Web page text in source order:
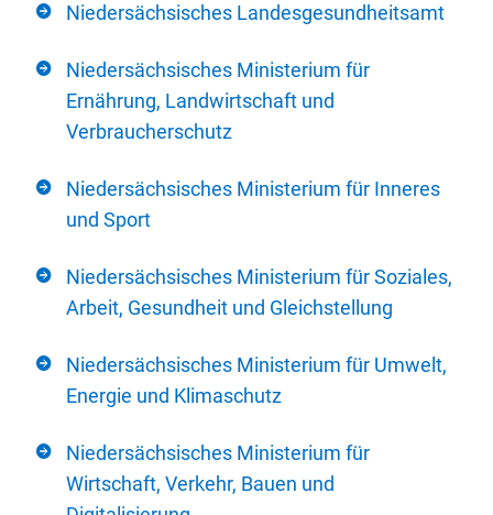
Niedersächsisches Landesgesundheitsamt
Niedersächsisches Ministerium für
Ernährung, Landwirtschaft und
Verbraucherschutz
Niedersächsisches Ministerium für Inneres
und Sport
Niedersächsisches Ministerium für Soziales,
Arbeit, Gesundheit und Gleichstellung
Niedersächsisches Ministerium für Umwelt,
Energie und Klimaschutz
Niedersächsisches Ministerium für
Wirtschaft, Verkehr, Bauen und